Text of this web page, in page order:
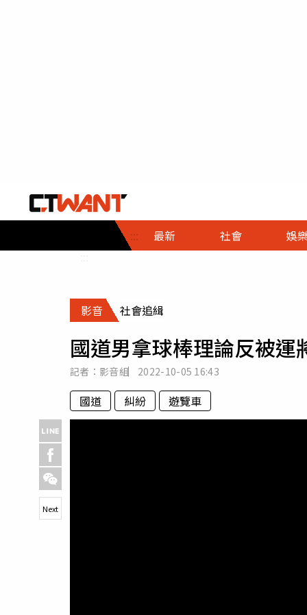
::: 最新 社會
社會首頁
時事
調查
娛樂
娛樂首頁
即時
財經首頁
熱線
專欄
政
影音 社會追緝
國道男拿球棒理論反被
記者：影音組 2022-10-05 16:43
國道 糾紛 遊覽車
Next